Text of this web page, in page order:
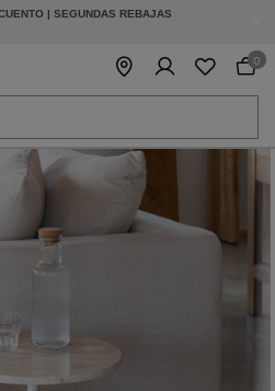
| CÓDIGO: HOLIDAY15| Finaliza en:
| SEGUNDAS REBAJAS
0